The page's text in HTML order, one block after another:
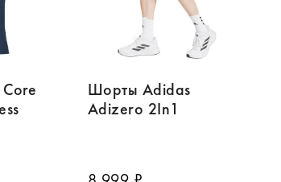
Шорты Adidas
Adizero 2In1